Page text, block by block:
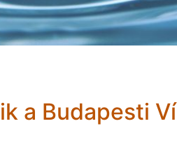
a Budapesti